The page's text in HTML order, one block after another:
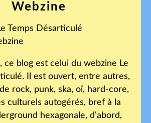
Webzine
ce blog est celui du webzine Le
Il est ouvert, entre autres,
rock, punk, ska, oï, hard-core,
culturels autogérés, bref à la
hexagonale, d'abord,